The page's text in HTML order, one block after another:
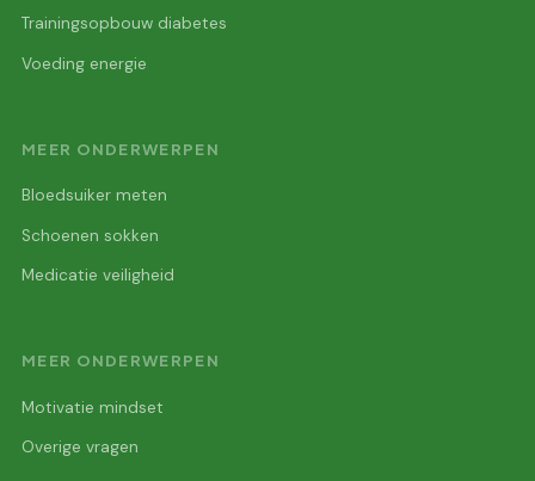
Trainingsopbouw diabetes
Voeding energie
MEER ONDERWERPEN
Bloedsuiker meten
Schoenen sokken
Medicatie veiligheid
MEER ONDERWERPEN
Motivatie mindset
Overige vragen